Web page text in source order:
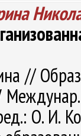
//
О. И.